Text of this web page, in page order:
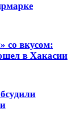
со вкусом:
в Хакасии